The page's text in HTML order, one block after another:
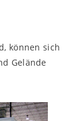
können sich
Gelände